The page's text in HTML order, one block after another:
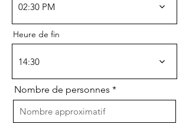
02:30 PM
Heure de fin
14:30
Nombre de personnes